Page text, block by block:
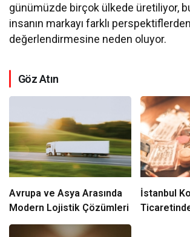
günümüzde birçok ülkede üretiliyor,
insanın markayı farklı perspektiflerden
değerlendirmesine neden oluyor.
Göz Atın
Avrupa ve Asya Arasında
Modern Lojistik Çözümleri
İstanbul